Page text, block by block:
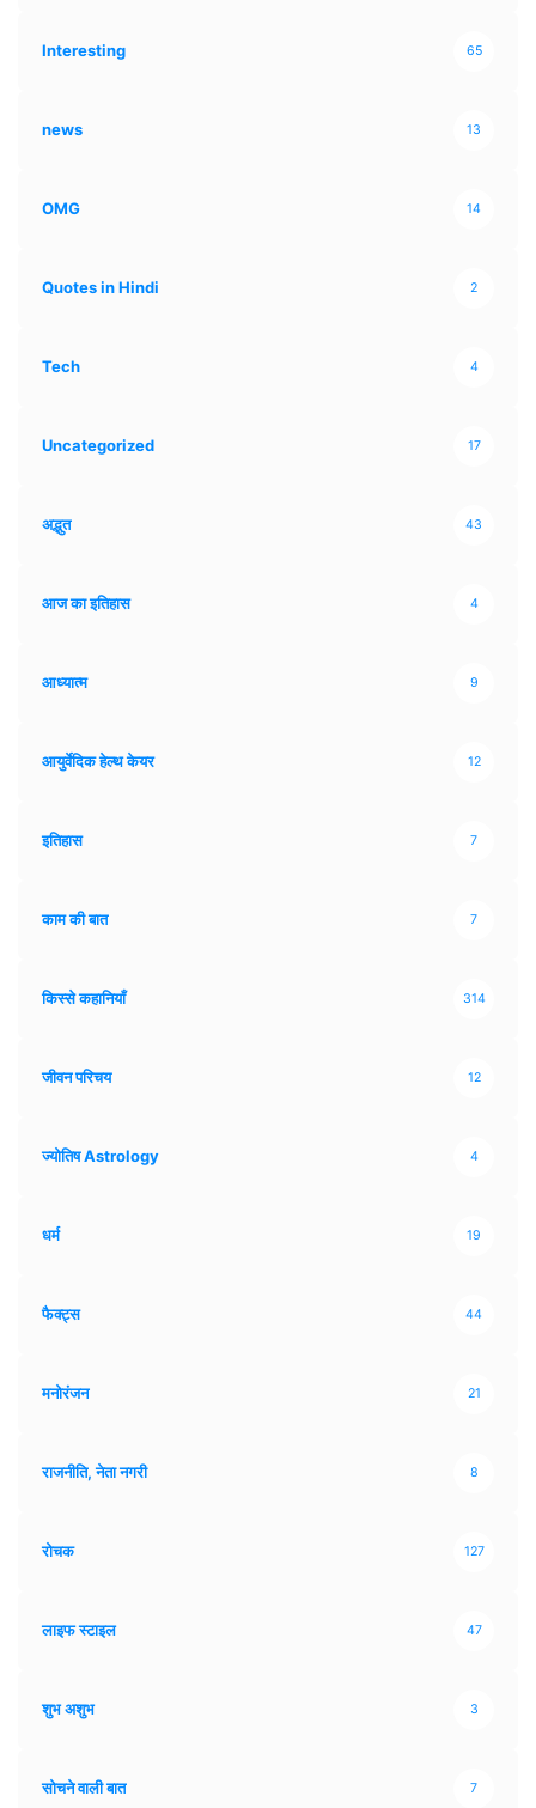
Interesting 65
news 13
OMG 14
Quotes in Hindi 2
Tech 4
Uncategorized 17
अद्भुत 43
आज का इतिहास 4
आध्यात्म 9
आयुर्वेदिक हेल्थ केयर 12
इतिहास 7
काम की बात 7
किस्से कहानियाँ 314
जीवन परिचय 12
ज्योतिष Astrology 4
धर्म 19
फैक्ट्स 44
मनोरंजन 21
राजनीति, नेता नगरी 8
रोचक 127
लाइफ स्टाइल 47
शुभ अशुभ 3
सोचने वाली बात 7